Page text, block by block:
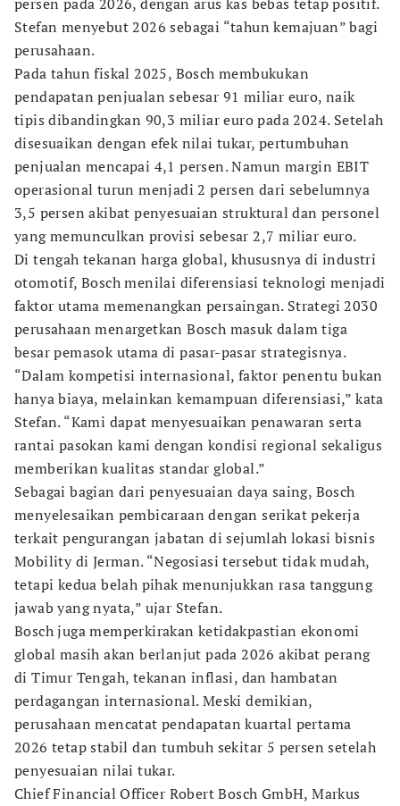
Stefan menyebut 2026 sebagai “tahun kemajuan” bagi
perusahaan.
Pada tahun fiskal 2025, Bosch membukukan
pendapatan penjualan sebesar 91 miliar euro, naik
tipis dibandingkan 90,3 miliar euro pada 2024. Setelah
disesuaikan dengan efek nilai tukar, pertumbuhan
penjualan mencapai 4,1 persen. Namun margin EBIT
operasional turun menjadi 2 persen dari sebelumnya
3,5 persen akibat penyesuaian struktural dan personel
yang memunculkan provisi sebesar 2,7 miliar euro.
Di tengah tekanan harga global, khususnya di industri
otomotif, Bosch menilai diferensiasi teknologi menjadi
faktor utama memenangkan persaingan. Strategi 2030
perusahaan menargetkan Bosch masuk dalam tiga
besar pemasok utama di pasar-pasar strategisnya.
“Dalam kompetisi internasional, faktor penentu bukan
hanya biaya, melainkan kemampuan diferensiasi,” kata
Stefan. “Kami dapat menyesuaikan penawaran serta
rantai pasokan kami dengan kondisi regional sekaligus
memberikan kualitas standar global.”
Sebagai bagian dari penyesuaian daya saing, Bosch
menyelesaikan pembicaraan dengan serikat pekerja
terkait pengurangan jabatan di sejumlah lokasi bisnis
Mobility di Jerman. “Negosiasi tersebut tidak mudah,
tetapi kedua belah pihak menunjukkan rasa tanggung
jawab yang nyata,” ujar Stefan.
Bosch juga memperkirakan ketidakpastian ekonomi
global masih akan berlanjut pada 2026 akibat perang
di Timur Tengah, tekanan inflasi, dan hambatan
perdagangan internasional. Meski demikian,
perusahaan mencatat pendapatan kuartal pertama
2026 tetap stabil dan tumbuh sekitar 5 persen setelah
penyesuaian nilai tukar.
Chief Financial Officer Robert Bosch GmbH, Markus